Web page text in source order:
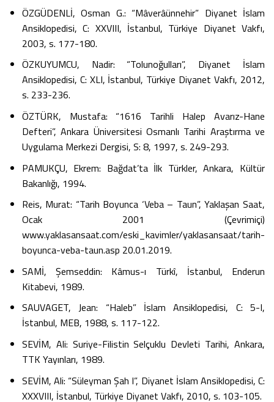
ÖZGÜDENLİ, Osman G.: “Mâverâünnehir” Diyanet İslam
Ansiklopedisi, C: XXVIII, İstanbul, Türkiye Diyanet Vakfı,
2003, s. 177-180.
ÖZKUYUMCU, Nadir: “Tolunoğulları”, Diyanet İslam
Ansiklopedisi, C: XLI, İstanbul, Türkiye Diyanet Vakfı, 2012,
s. 233-236.
ÖZTÜRK, Mustafa: “1616 Tarihli Halep Avarız-Hane
Defteri”, Ankara Üniversitesi Osmanlı Tarihi Araştırma ve
Uygulama Merkezi Dergisi, S: 8, 1997, s. 249-293.
PAMUKÇU, Ekrem: Bağdat’ta İlk Türkler, Ankara, Kültür
Bakanlığı, 1994.
Reis, Murat: “Tarih Boyunca ‘Veba – Taun”, Yaklaşan Saat,
Ocak 2001 (Çevrimiçi)
www.yaklasansaat.com/eski_kavimler/yaklasansaat/tarih-
boyunca-veba-taun.asp 20.01.2019.
SAMİ, Şemseddin: Kâmus-ı Türkî, İstanbul, Enderun
Kitabevi, 1989.
SAUVAGET, Jean: “Haleb” İslam Ansiklopedisi, C: 5-I,
İstanbul, MEB, 1988, s. 117-122.
SEVİM, Ali: Suriye-Filistin Selçuklu Devleti Tarihi, Ankara,
TTK Yayınları, 1989.
SEVİM, Ali: “Süleyman Şah I”, Diyanet İslam Ansiklopedisi, C:
XXXVIII, İstanbul, Türkiye Diyanet Vakfı, 2010, s. 103-105.